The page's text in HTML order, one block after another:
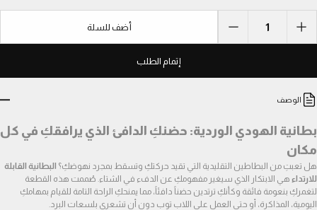
إتمام الطلب
أضف للسلة 1
الوصف
مكان
هل تعبتِ من البطاطين التقليدية التي تقيد حركتكِ وتسقط بمجرد نهوضكِ؟
للارتداء
اليومية، المذاكرة، أو حتى العمل على اللاب توب دون أن تشعري بلسعات البرد.